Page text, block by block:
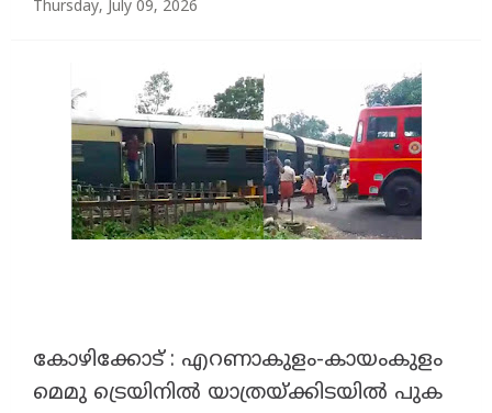
Thursday, July 09, 2026
കോഴിക്കോട് : എറണാകുളം-കായംകുളം
മെമു ട്രെയിനിൽ യാത്രയ്ക്കിടയിൽ പുക